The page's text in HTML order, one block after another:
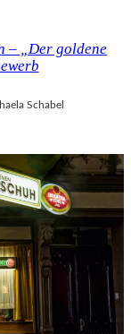
– „Der goldene
Schabel